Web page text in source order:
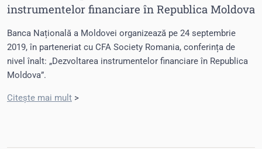
instrumentelor financiare în Republica Moldova
Banca Națională a Moldovei organizează pe 24 septembrie
2019, în parteneriat cu CFA Society Romania, conferința de
nivel înalt: „Dezvoltarea instrumentelor financiare în Republica
Moldova”.
Citește mai mult >